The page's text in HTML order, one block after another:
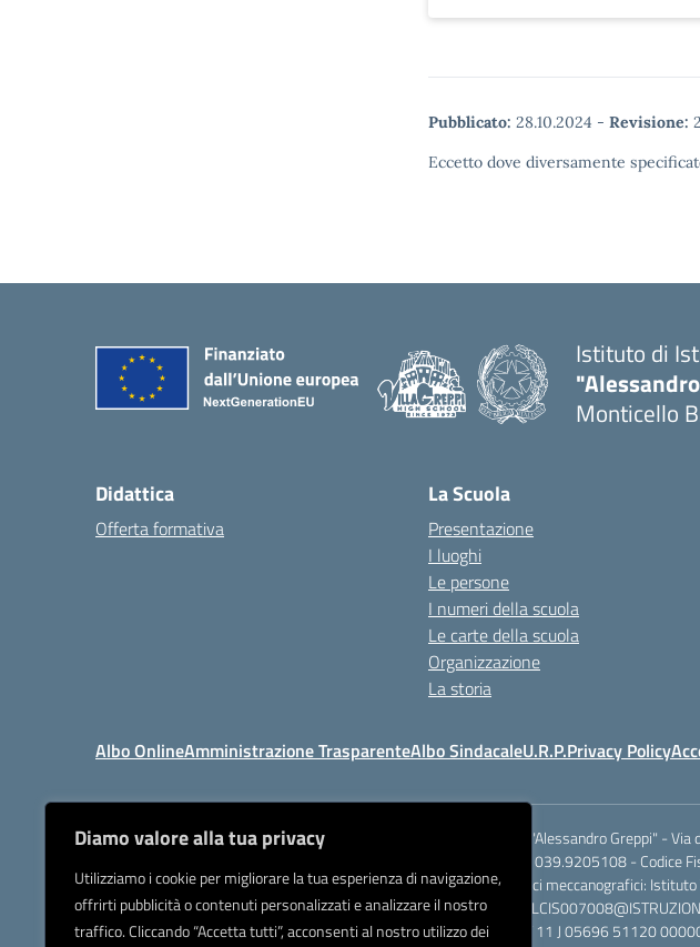
Diamo valore alla tua privacy
Utilizziamo i cookie per migliorare la tua esperienza di navigazione,
offrirti pubblicità o contenuti personalizzati e analizzare il nostro
traffico. Cliccando “Accetta tutti”, acconsenti al nostro utilizzo dei
Pubblicato: 28.10.2024 - Revisione:
Eccetto dove diversamente
Istituto di
Monticello
Didattica
Offerta formativa
La Scuola
Presentazione
I luoghi
Le persone
I numeri della scuola
Le carte della scuola
Organizzazione
La storia
Albo OnlineAmministrazione TrasparenteAlbo SindacaleU.R.P.Privacy Policy
I.I.S.S. "Alessandro Greppi" -
Tel 039.9205701 / 039.9205108 - Codice
Codici meccanografici:
Posta elettronica ordinaria:
IBAN Banca Popolare di Sondrio IT 11 J 05696 51120